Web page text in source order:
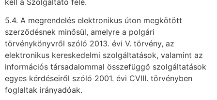
5.4. A megrendelés elektronikus úton megkötött
szerződésnek minősül, amelyre a polgári
törvénykönyvről szóló 2013. évi V. törvény, az
elektronikus kereskedelmi szolgáltatások, valamint az
információs társadalommal összefüggő szolgáltatások
egyes kérdéseiről szóló 2001. évi CVIII. törvényben
foglaltak irányadóak.